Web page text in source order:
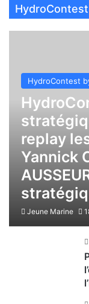
HydroContest
replay
Yannick
Jeune Marine